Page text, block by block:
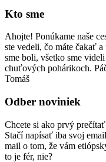
Kto sme
Ahojte! Ponúkame naše
ste vedeli, čo máte čakať
sme boli, všetko sme
chuťových pohárikoch.
Tomáš
Odber noviniek
Chcete si ako prvý
Stačí napísať iba svoj
mail o tom, že vám
to je fér, nie?